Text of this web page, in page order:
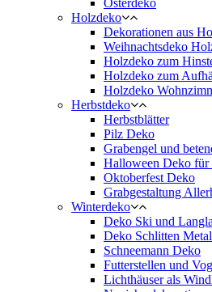
Osterdeko
Holzdeko
Dekorationen aus
Weihnachtsdeko
Holzdeko zum
Holzdeko zum
Holzdeko
Herbstdeko
Herbstblätter
Pilz Deko
Grabengel und
Halloween Deko für
Oktoberfest Deko
Grabgestaltung
Winterdeko
Deko Ski und
Deko Schlitten
Schneemann Deko
Futterstellen und
Lichthäuser als